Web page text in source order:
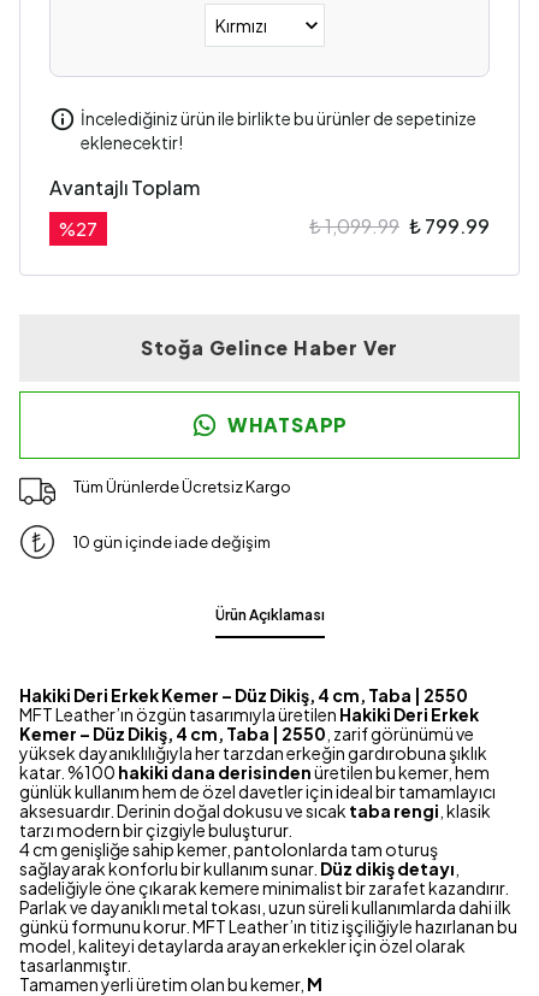
İncelediğiniz ürün ile birlikte bu ürünler de sepetinize
eklenecektir!
Avantajlı Toplam
%27 ₺ 1,099.99 ₺ 799.99
Stoğa Gelince Haber Ver
WHATSAPP
Tüm Ürünlerde Ücretsiz Kargo
10 gün içinde iade değişim
Ürün Açıklaması
Hakiki Deri Erkek Kemer – Düz Dikiş, 4 cm, Taba | 2550
MFT Leather’ın özgün tasarımıyla üretilen Hakiki Deri Erkek
Kemer – Düz Dikiş, 4 cm, Taba | 2550 , zarif görünümü ve
yüksek dayanıklılığıyla her tarzdan erkeğin gardırobuna şıklık
katar. %100 hakiki dana derisindenüretilen bu kemer, hem
günlük kullanım hem de özel davetler için ideal bir tamamlayıcı
aksesuardır. Derinin doğal dokusu ve sıcak taba rengi , klasik
tarzı modern bir çizgiyle buluşturur.
4 cm genişliğe sahip kemer, pantolonlarda tam oturuş
sağlayarak konforlu bir kullanım sunar. Düz dikiş detayı
sadeliğiyle öne çıkarak kemere minimalist bir zarafet kazandırır.
Parlak ve dayanıklı metal tokası, uzun süreli kullanımlarda dahi ilk
günkü formunu korur. MFT Leather’ın titiz işçiliğiyle hazırlanan bu
model, kaliteyi detaylarda arayan erkekler için özel olarak
tasarlanmıştır.
Tamamen yerli üretim olan bu kemer, M